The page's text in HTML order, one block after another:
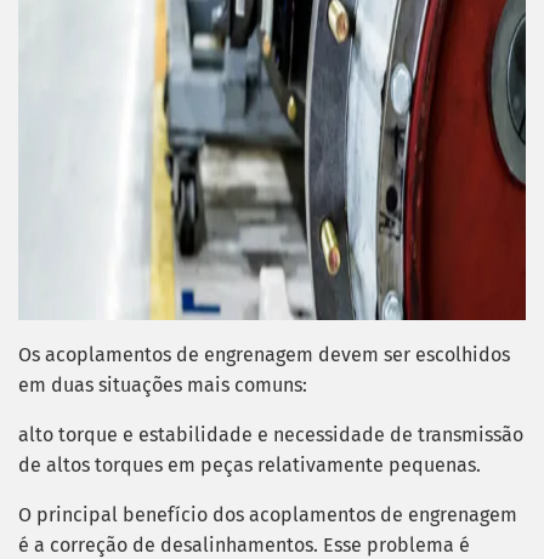
Os acoplamentos de engrenagem devem ser escolhidos
em duas situações mais comuns:
alto torque e estabilidade e necessidade de transmissão
de altos torques em peças relativamente pequenas.
O principal benefício dos acoplamentos de engrenagem
é a correção de desalinhamentos. Esse problema é